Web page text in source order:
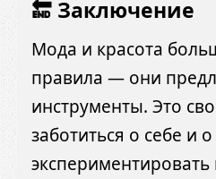
🔚 Заключение
Мода и красота
правила — они
инструменты. Это
заботиться о себе и